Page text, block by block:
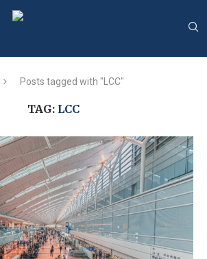
Posts tagged with "LCC"
TAG: LCC